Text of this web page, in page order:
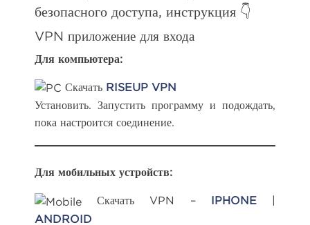
безопасного доступа, инструкция 👇
VPN приложение для входа
Для компьютера:
Скачать RISEUP VPN
Установить. Запустить программу и подождать,
пока настроится соединение.
Для мобильных устройств:
Скачать VPN – IPHONE|
ANDROID